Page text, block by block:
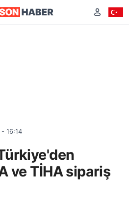
16:14
ve TİHA sipariş